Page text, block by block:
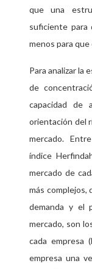
que una
suficiente para
menos para
Para analizar la
de
capacidad de
orientación del
mercado.
índice
mercado de
más complejos,
demanda y el
mercado, son
cada empresa
empresa una